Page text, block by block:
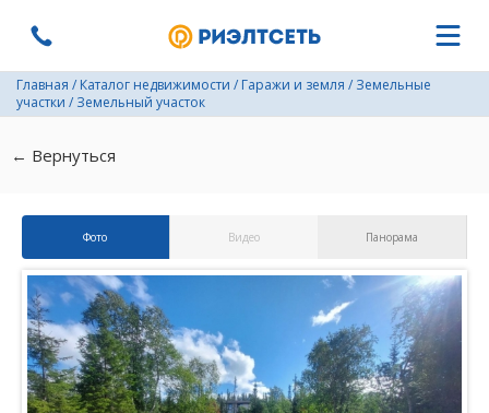
Главная / Каталог недвижимости / Гаражи и земля / Земельные
участки / Земельный участок
← Вернуться
Фото Видео Панорама